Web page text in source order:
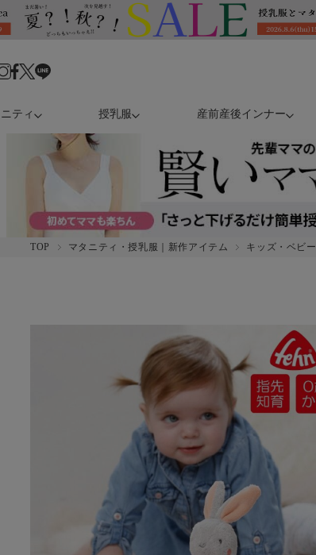
ティ 授乳服 産前産後インナー
TOP マタニティ・授乳服｜新作アイテム キッズ・ベビー